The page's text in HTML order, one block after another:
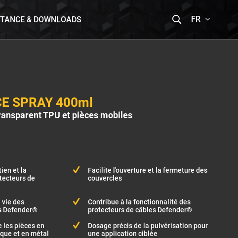
& DOWNLOADS FR
SPRAY 400ml
TPU et pièces mobiles
et la
de
Facilite l'ouverture et la fermeture des
couvercles
vie des
Defender®
Contribue à la fonctionnalité des
protecteurs de câbles Defender®
les pièces en
et en métal
Dosage précis de la pulvérisation pour
une application ciblée